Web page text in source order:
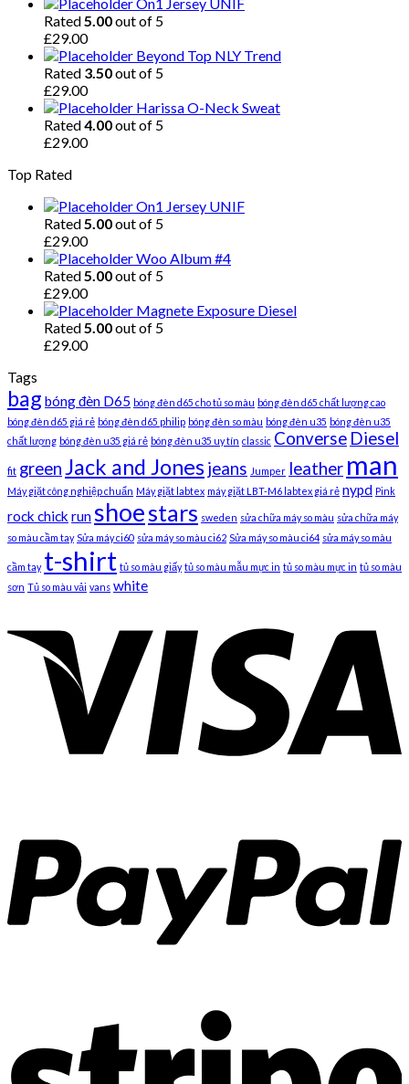
Rated 5.00out of 5
£29.00
Beyond Top NLY Trend
Rated 3.50out of 5
£29.00
Harissa O-Neck Sweat
Rated4.00out of 5
£29.00
Top Rated
On1 Jersey UNIF
Rated 5.00out of 5
£29.00
Woo Album #4
Rated 5.00out of 5
£29.00
Magnete Exposure Diesel
Rated 5.00out of 5
£29.00
Tags
bag bóng đèn D65 bóng đèn d65 cho tủ so màu bóng đèn d65 chất lượng cao
bóng đèn d65 giá rẻ bóng đèn d65 philip bóng đèn so màu bóng đèn u35 bóng đèn u35
chất lượng bóng đèn u35 giá rẻ bóng đèn u35 uy tín classic Converse Diesel
fit greenJack and Jonesjeans Jumper leather man
Máy giặt công nghiệp chuẩn Máy giặt labtex máy giặt LBT-M6 labtex giá rẻ nypd Pink
rock chick runshoestars sweden sửa chữa máy so màu sửa chữa máy
so màu cầm tay Sửa máy ci60 sửa máy so màu ci62 Sửa máy so màu ci64 sửa máy so màu
cầm tay t-shirt tủ so màu giấy tủ so màu mẫu mực in tủ so màu mực in tủ so màu
sơn Tủ so màu vải vans white